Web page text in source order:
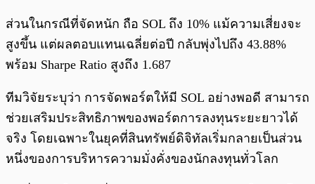
ส่วนในกรณีที่จัดหนัก ถือ SOL ถึง 10% แม้ความเสี่ยงจะ
สูงขึ้น แต่ผลตอบแทนเฉลี่ยต่อปี กลับพุ่งไปถึง 43.88%
พร้อม Sharpe Ratio สูงถึง 1.687
ทีมวิจัยระบุว่า การจัดพอร์ตให้มี SOL อย่างพอดี สามารถ
ช่วยเสริมประสิทธิภาพของพอร์ตการลงทุนระยะยาวได้
จริง โดยเฉพาะในยุคที่สินทรัพย์ดิจิทัลเริ่มกลายเป็นส่วน
หนึ่งของการบริหารความมั่งคั่งของนักลงทุนทั่วโลก